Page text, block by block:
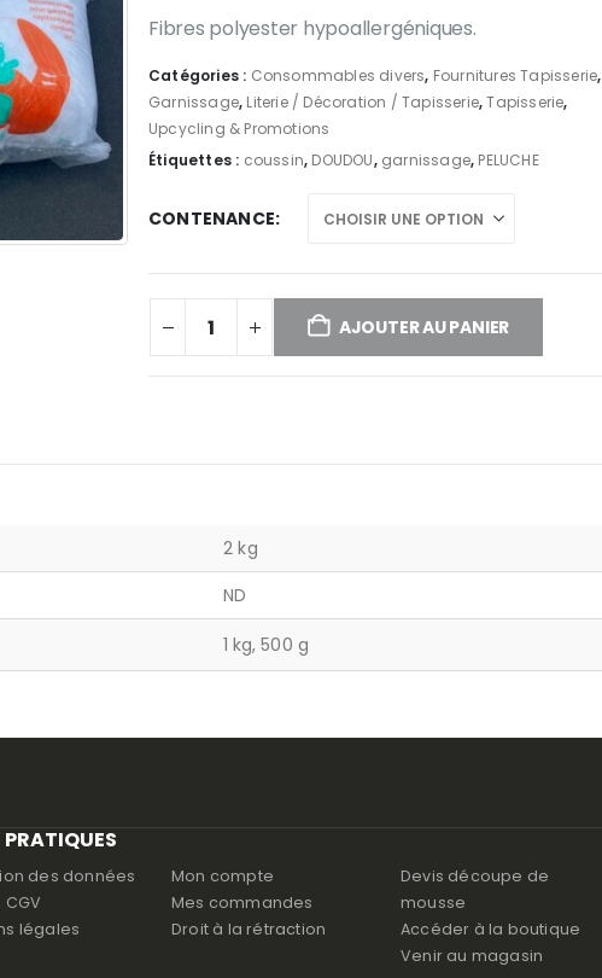
Fibres polyester hypoallergéniques.
Catégories : Consommables divers, Fournitures Tapisserie,
Garnissage, Literie / Décoration / Tapisserie,Tapisserie,
Upcycling & Promotions
Étiquettes : coussin, DOUDOU, garnissage, PELUCHE
CONTENANCE
AJOUTER AU PANIER
2 kg
ND
1 kg, 500 g
PRATIQUES
des données
légales
Mon compte
Mes commandes
Droit à la rétraction
Devis découpe de
mousse
Accéder à la boutique
Venir au magasin